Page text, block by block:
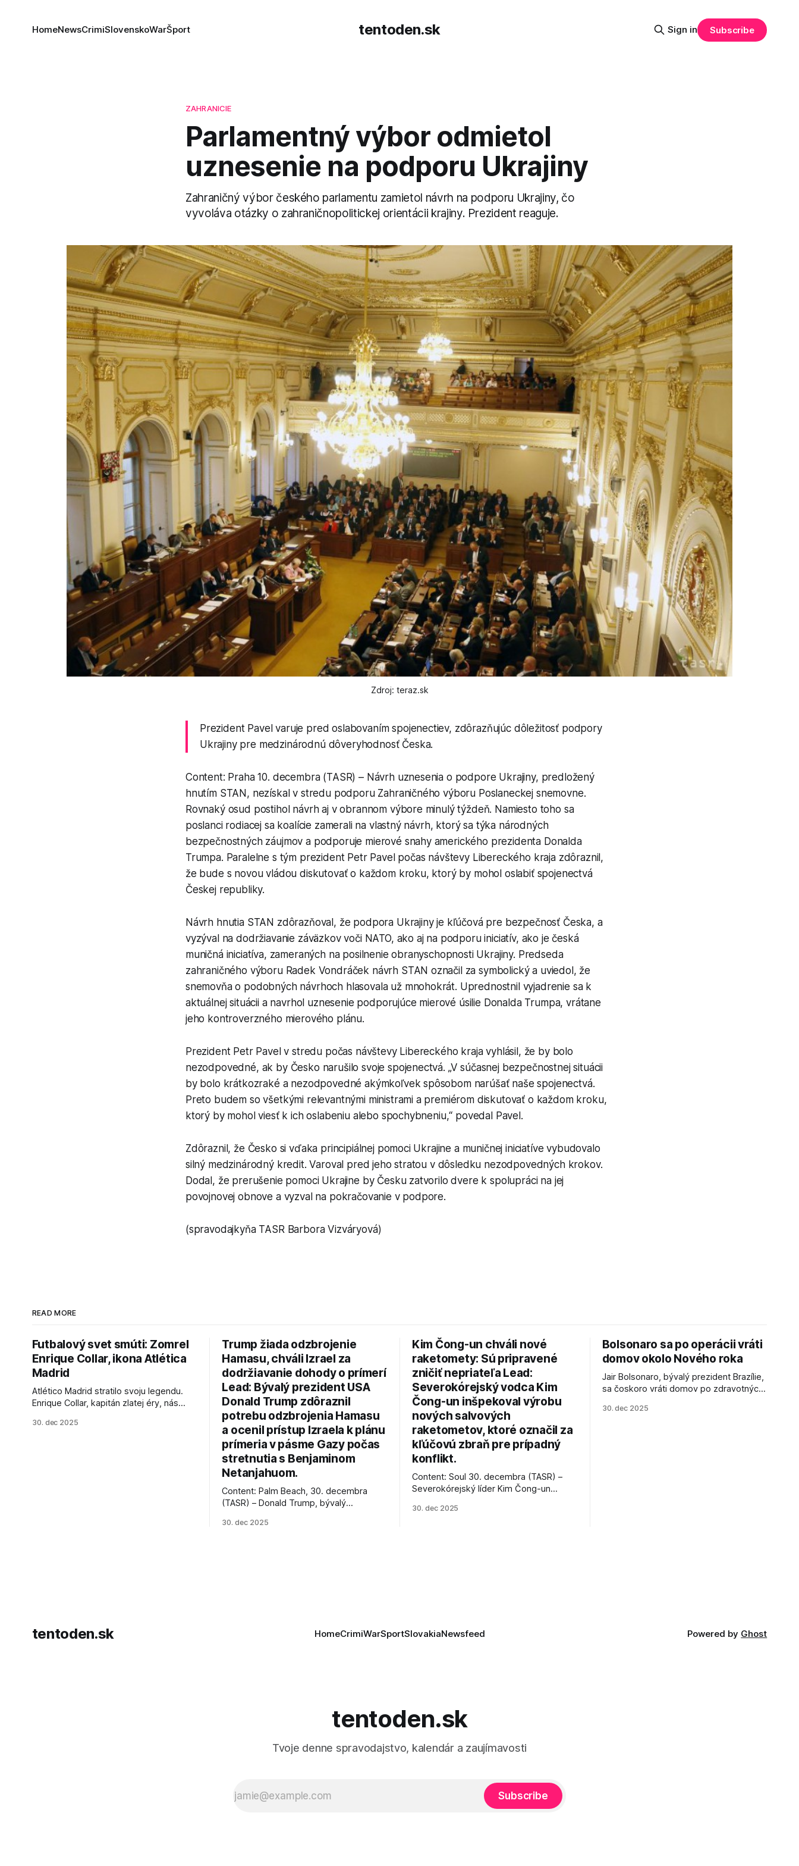
tentoden.sk
HomeNewsCrimiSlovenskoWarŠport Sign in Subscribe
ZAHRANICIE
Parlamentný výbor odmietol
uznesenie na podporu Ukrajiny
Zahraničný výbor českého parlamentu zamietol návrh na podporu Ukrajiny, čo
vyvoláva otázky o zahraničnopolitickej orientácii krajiny. Prezident reaguje.
Zdroj: teraz.sk
Prezident Pavel varuje pred oslabovaním spojenectiev, zdôrazňujúc dôležitosť podpory
Ukrajiny pre medzinárodnú dôveryhodnosť Česka.
Content: Praha 10. decembra (TASR) – Návrh uznesenia o podpore Ukrajiny, predložený
hnutím STAN, nezískal v stredu podporu Zahraničného výboru Poslaneckej snemovne.
Rovnaký osud postihol návrh aj v obrannom výbore minulý týždeň. Namiesto toho sa
poslanci rodiacej sa koalície zamerali na vlastný návrh, ktorý sa týka národných
bezpečnostných záujmov a podporuje mierové snahy amerického prezidenta Donalda
Trumpa. Paralelne s tým prezident Petr Pavel počas návštevy Libereckého kraja zdôraznil,
že bude s novou vládou diskutovať o každom kroku, ktorý by mohol oslabiť spojenectvá
Českej republiky.
Návrh hnutia STAN zdôrazňoval, že podpora Ukrajiny je kľúčová pre bezpečnosť Česka, a
vyzýval na dodržiavanie záväzkov voči NATO, ako aj na podporu iniciatív, ako je česká
muničná iniciatíva, zameraných na posilnenie obranyschopnosti Ukrajiny. Predseda
zahraničného výboru Radek Vondráček návrh STAN označil za symbolický a uviedol, že
snemovňa o podobných návrhoch hlasovala už mnohokrát. Uprednostnil vyjadrenie sa k
aktuálnej situácii a navrhol uznesenie podporujúce mierové úsilie Donalda Trumpa, vrátane
jeho kontroverzného mierového plánu.
Prezident Petr Pavel v stredu počas návštevy Libereckého kraja vyhlásil, že by bolo
nezodpovedné, ak by Česko narušilo svoje spojenectvá. „V súčasnej bezpečnostnej situácii
by bolo krátkozraké a nezodpovedné akýmkoľvek spôsobom narúšať naše spojenectvá.
Preto budem so všetkými relevantnými ministrami a premiérom diskutovať o každom kroku,
ktorý by mohol viesť k ich oslabeniu alebo spochybneniu,“ povedal Pavel.
Zdôraznil, že Česko si vďaka principiálnej pomoci Ukrajine a muničnej iniciatíve vybudovalo
silný medzinárodný kredit. Varoval pred jeho stratou v dôsledku nezodpovedných krokov.
Dodal, že prerušenie pomoci Ukrajine by Česku zatvorilo dvere k spolupráci na jej
povojnovej obnove a vyzval na pokračovanie v podpore.
(spravodajkyňa TASR Barbora Vizváryová)
READ MORE
Futbalový svet smúti: Zomrel
Enrique Collar, ikona Atlética
Madrid
Atlético Madrid stratilo svoju legendu.
Enrique Collar, kapitán zlatej éry, nás
jeho úspechy a odkaz.
30. dec 2025
Trump žiada odzbrojenie
Hamasu, chváli Izrael za
dodržiavanie dohody o prímerí
Lead: Bývalý prezident USA
Donald Trump zdôraznil
potrebu odzbrojenia Hamasu
a ocenil prístup Izraela k plánu
prímeria v pásme Gazy počas
stretnutia s Benjaminom
Netanjahuom.
Content: Palm Beach, 30. decembra
(TASR) – Donald Trump, bývalý
vyhlásil, že odzbrojenie palestínskeho
30. dec 2025
Kim Čong-un chváli nové
raketomety: Sú pripravené
zničiť nepriateľa Lead:
Severokórejský vodca Kim
Čong-un inšpekoval výrobu
nových salvových
raketometov, ktoré označil za
kľúčovú zbraň pre prípadný
konflikt.
Content: Soul 30. decembra (TASR) –
Severokórejský líder Kim Čong-un
najnovšie salvové raketomety a nešetril
30. dec 2025
Bolsonaro sa po operácii vráti
domov okolo Nového roka
Jair Bolsonaro, bývalý prezident Brazílie,
sa čoskoro vráti domov po zdravotných
30. dec 2025
tentoden.sk HomeCrimiWarSportSlovakiaNewsfeed Powered by Ghost
tentoden.sk
Tvoje denne spravodajstvo, kalendár a zaujímavosti
Subscribe